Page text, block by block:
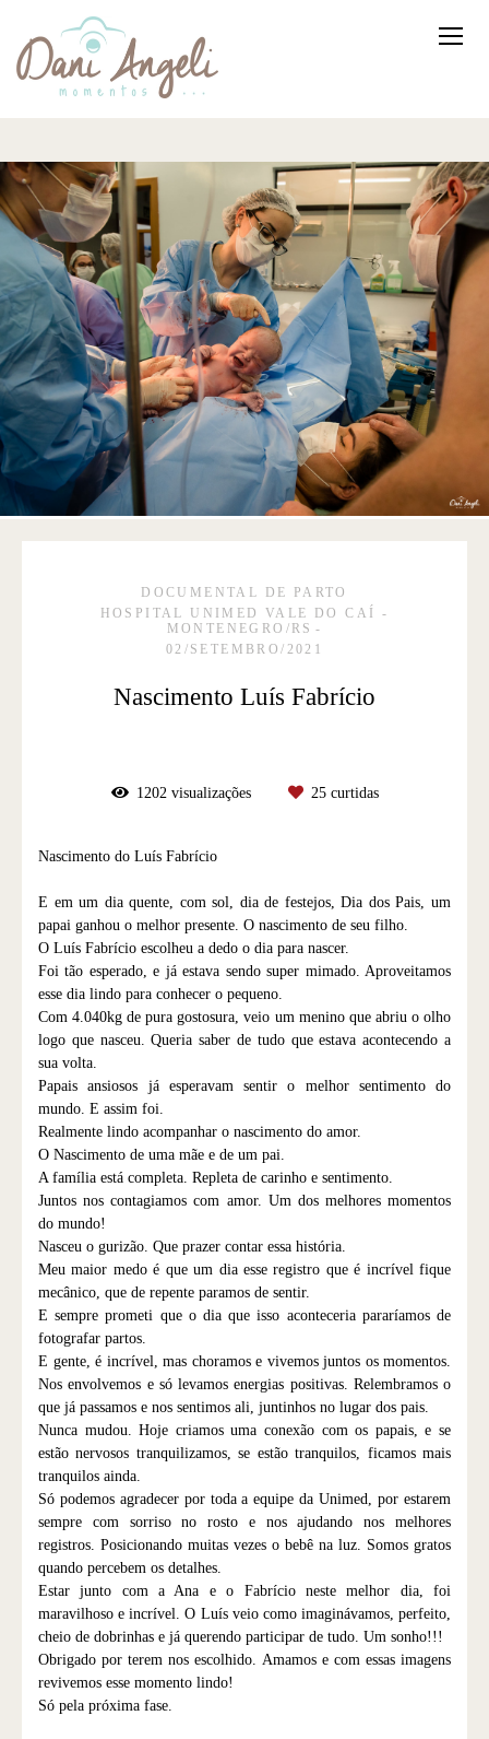
DOCUMENTAL DE PARTO
HOSPITAL UNIMED VALE DO CAÍ -
MONTENEGRO/RS
02/SETEMBRO/2021
Nascimento Luís Fabrício
1202visualizações 25curtidas
Nascimento do Luís Fabrício
E em um dia quente, com sol, dia de festejos, Dia dos Pais, um
papai ganhou o melhor presente. O nascimento de seu filho.
O Luís Fabrício escolheu a dedo o dia para nascer.
Foi tão esperado, e já estava sendo super mimado. Aproveitamos
esse dia lindo para conhecer o pequeno.
Com 4.040kg de pura gostosura, veio um menino que abriu o olho
logo que nasceu. Queria saber de tudo que estava acontecendo a
sua volta.
Papais ansiosos já esperavam sentir o melhor sentimento do
mundo. E assim foi.
Realmente lindo acompanhar o nascimento do amor.
O Nascimento de uma mãe e de um pai.
A família está completa. Repleta de carinho e sentimento.
Juntos nos contagiamos com amor. Um dos melhores momentos
do mundo!
Nasceu o gurizão. Que prazer contar essa história.
Meu maior medo é que um dia esse registro que é incrível fique
mecânico, que de repente paramos de sentir.
E sempre prometi que o dia que isso aconteceria pararíamos de
fotografar partos.
E gente, é incrível, mas choramos e vivemos juntos os momentos.
Nos envolvemos e só levamos energias positivas. Relembramos o
que já passamos e nos sentimos ali, juntinhos no lugar dos pais.
Nunca mudou. Hoje criamos uma conexão com os papais, e se
estão nervosos tranquilizamos, se estão tranquilos, ficamos mais
tranquilos ainda.
Só podemos agradecer por toda a equipe da Unimed, por estarem
sempre com sorriso no rosto e nos ajudando nos melhores
registros. Posicionando muitas vezes o bebê na luz. Somos gratos
quando percebem os detalhes.
Estar junto com a Ana e o Fabrício neste melhor dia, foi
maravilhoso e incrível. O Luís veio como imaginávamos, perfeito,
cheio de dobrinhas e já querendo participar de tudo. Um sonho!!!
Obrigado por terem nos escolhido. Amamos e com essas imagens
revivemos esse momento lindo!
Só pela próxima fase.